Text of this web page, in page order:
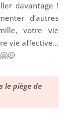
davantage !
d’autres
votre vie
vie affective…
le piège de